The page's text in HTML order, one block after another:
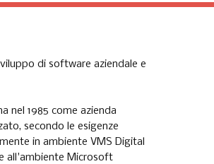
di software aziendale e
nel 1985 come azienda
secondo le esigenze
in ambiente VMS Digital
all'ambiente Microsoft